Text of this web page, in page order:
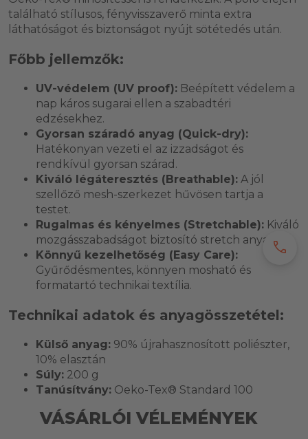
található stílusos, fényvisszaverő minta extra
láthatóságot és biztonságot nyújt sötétedés után.
Főbb jellemzők:
UV-védelem (UV proof): Beépített védelem a
nap káros sugarai ellen a szabadtéri
edzésekhez.
Gyorsan száradó anyag (Quick-dry):
Hatékonyan vezeti el az izzadságot és
rendkívül gyorsan szárad.
Kiváló légáteresztés (Breathable): A jól
szellőző mesh-szerkezet hűvösen tartja a
testet.
Rugalmas és kényelmes (Stretchable): Kiváló
mozgásszabadságot biztosító stretch anyag.
Könnyű kezelhetőség (Easy Care):
Gyűrődésmentes, könnyen mosható és
formatartó technikai textília.
Technikai adatok és anyagösszetétel:
Külső anyag: 90% újrahasznosított poliészter,
10% elasztán
Súly: 200 g
Tanúsítvány: Oeko-Tex® Standard 100
VÁSÁRLÓI VÉLEMÉNYEK
call